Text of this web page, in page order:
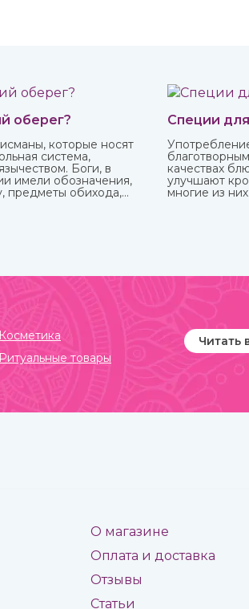
оберег?
которые носят
система,
Боги, в
имели обозначения,
предметы обихода,
Специи
качествах
улучшают
многие из
защитить от
Различные
можете
Косметика
Ритуальные товары
Читать
О магазине
Оплата и доставка
Отзывы
Статьи